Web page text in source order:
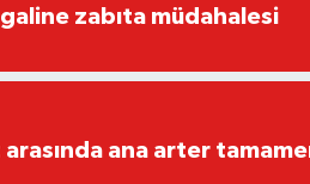
zabıta müdahalesi
ana arter